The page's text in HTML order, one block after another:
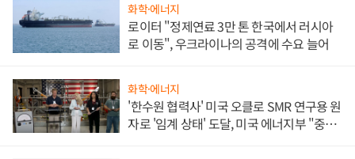
화학·에너지
로이터 "정제연료 3만 톤 한국에서 러시아
로 이동", 우크라이나의 공격에 수요 늘어
화학·에너지
'한수원 협력사' 미국 오클로 SMR 연구용 원
자로 '임계 상태' 도달, 미국 에너지부 "중요